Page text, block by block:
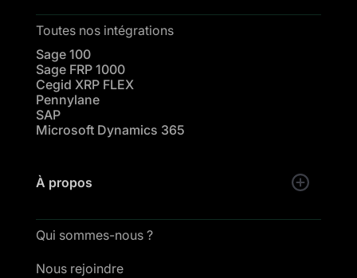
Toutes nos intégrations
Sage 100
Sage FRP 1000
Cegid XRP FLEX
Pennylane
SAP
Microsoft Dynamics 365
À propos
Qui sommes-nous ?
Nous rejoindre